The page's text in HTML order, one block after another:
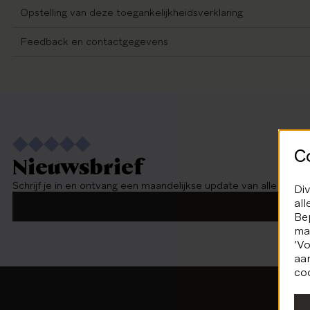
Opstelling van deze toegankelijkheidsverklaring
Feedback en contactgegevens
Nieuwsbrief
Schrijf je in en ontvang een maandelijkse update van alle